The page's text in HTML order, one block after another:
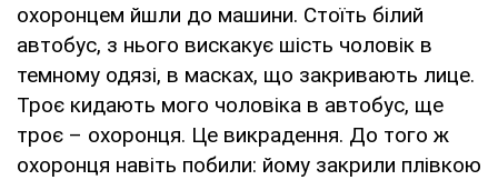
охоронцем йшли до машини. Стоїть білий
автобус, з нього вискакує шість чоловік в
темному одязі, в масках, що закривають лице.
Троє кидають мого чоловіка в автобус, ще
троє – охоронця. Це викрадення. До того ж
охоронця навіть побили: йому закрили плівкою